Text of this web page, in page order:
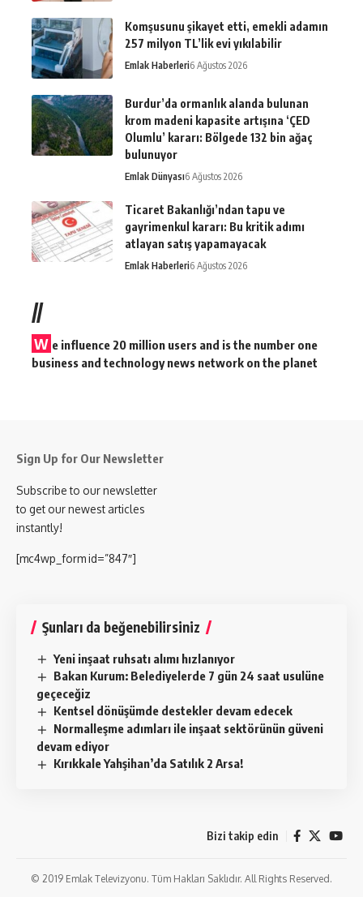
Komşusunu şikayet etti, emekli adamın
257 milyon TL’lik evi yıkılabilir
Emlak Haberleri6 Ağustos 2026
Burdur’da ormanlık alanda bulunan
krom madeni kapasite artışına ‘ÇED
Olumlu’ kararı: Bölgede 132 bin ağaç
bulunuyor
Emlak Dünyası6 Ağustos 2026
Ticaret Bakanlığı’ndan tapu ve
gayrimenkul kararı: Bu kritik adımı
atlayan satış yapamayacak
Emlak Haberleri6 Ağustos 2026
//
W e influence 20 million users and is the number one
business and technology news network on the planet
Sign Up for Our Newsletter
Subscribe to our newsletter
to get our newest articles
instantly!
[mc4wp_form id=”847″]
Şunları da beğenebilirsiniz
Yeni inşaat ruhsatı alımı hızlanıyor
Bakan Kurum: Belediyelerde 7 gün 24 saat usulüne
geçeceğiz
Kentsel dönüşümde destekler devam edecek
Normalleşme adımları ile inşaat sektörünün güveni
devam ediyor
Kırıkkale Yahşihan’da Satılık 2 Arsa!
Bizi takip edin
© 2019 Emlak Televizyonu. Tüm Hakları Saklıdır. All Rights Reserved.